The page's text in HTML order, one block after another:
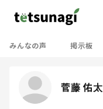
みんなの声 掲示板
菅藤 佑太